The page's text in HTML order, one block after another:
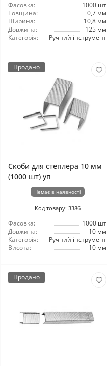
Фасовка:
1000 шт
Товщина:
0,7 мм
Ширина:
10,8 мм
Довжина:
125 мм
Категорія:
Ручний інструмент
Продано
Скоби для степлера 10 мм
(1000 шт) уп
Немає в наявності
Код товару: 3386
Фасовка:
1000 шт
Довжина:
10 мм
Категорія:
Ручний інструмент
Висота:
10 мм
Продано